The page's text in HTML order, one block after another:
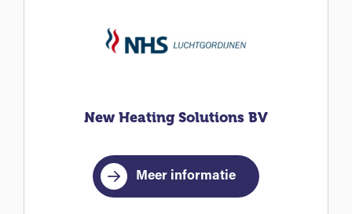
New Heating Solutions BV
Meer informatie